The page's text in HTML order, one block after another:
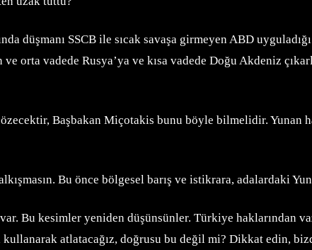
düşmanı SSCB ile sıcak savaşa girmeyen ABD
orta vadede Rusya’ya ve kısa vadede Doğu Akdeniz
Başbakan Miçotakis bunu böyle bilmelidir. Yunan
Bu önce bölgesel barış ve istikrara, adalardaki
Bu kesimler yeniden düşünsünler. Türkiye haklarından
atlatacağız, doğrusu bu değil mi? Dikkat edin,